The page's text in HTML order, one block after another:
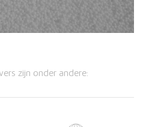
zijn onder andere: